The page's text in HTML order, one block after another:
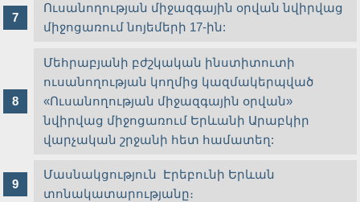
Ուսանողության միջազգային օրվան նվիրվաց
միջոցառում նոյեմերի 17-ին:
Մեհրաբյանի բժշկական ինստիտուտի
ուսանողության կողմից կազմակերպված
«Ուսանողության միջազգային օրվան»
նվիրվաց միջոցառում Երևանի Արաբկիր
վարչական շրջանի հետ համատեղ:
Մասնակցություն Էրեբունի Երևան
տոնակատարությանը։